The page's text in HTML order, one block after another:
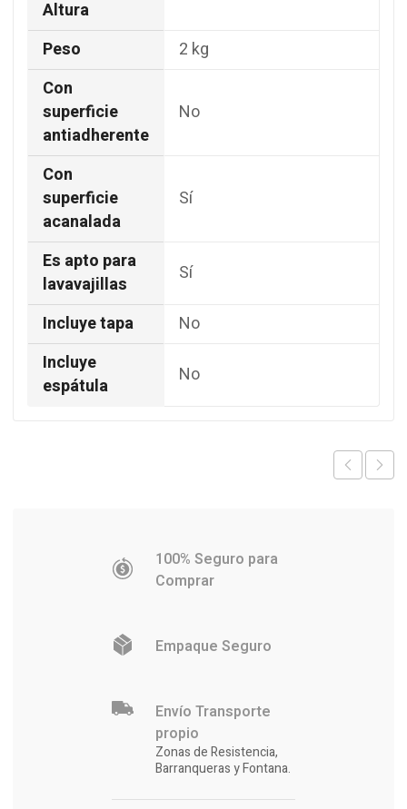
Altura
Peso
2 kg
Con
superficie
antiadherente
No
Con
superficie
acanalada
Sí
Es apto para
lavavajillas
Sí
Incluye tapa
No
Incluye
espátula
No
100% Seguro para
Comprar
Empaque Seguro
Envío Transporte
propio
Zonas de Resistencia,
Barranqueras y Fontana.